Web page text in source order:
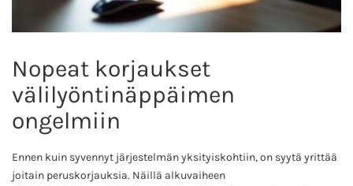
Nopeat korjaukset
välilyöntinäppäimen
ongelmiin
Ennen kuin syvennyt järjestelmän yksityiskohtiin, on syytä yrittää
joitain peruskorjauksia. Näillä alkuvaiheen